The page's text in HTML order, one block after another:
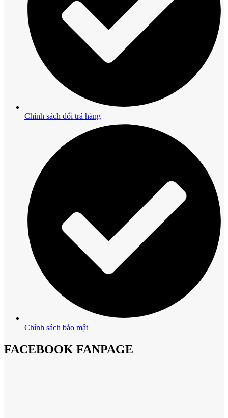
Chính sách đổi trả hàng
Chính sách bảo mật
FACEBOOK FANPAGE